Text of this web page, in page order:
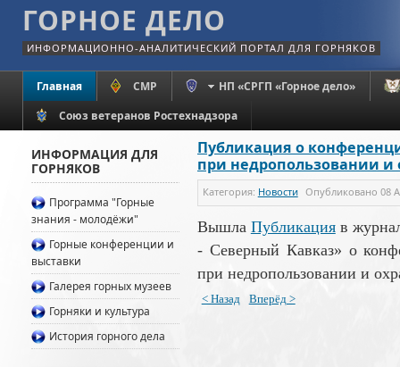
ГОРНОЕ ДЕЛО
ИНФОРМАЦИОННО-АНАЛИТИЧЕСКИЙ ПОРТАЛ ДЛЯ ГОРНЯКОВ
Главная СМР
НП «СРГП «Горное дело»
Союз ветеранов Ростехнадзора
Публикация о
при недропользовании и
Категория: Новости Опубликовано 08
Вышла Публикацияв
- Северный Кавказ» о
при недропользовании и
< Назад Вперёд >
ИНФОРМАЦИЯ ДЛЯ
ГОРНЯКОВ
Программа "Горные
знания - молодёжи"
Горные конференции и
выставки
Галерея горных музеев
Горняки и культура
История горного дела